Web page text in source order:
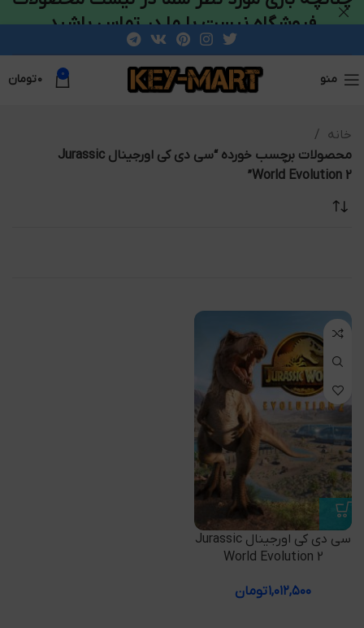
منو 0 ۰تومان
خانه
محصولات برچسب خورده “سی دی کی اورجینال Jurassic
World Evolution 2”
سی دی کی اورجینال Jurassic
World Evolution 2
۱,۰۱۲,۵۰۰تومان
فروشگاه نیست با ما در تماس باشید